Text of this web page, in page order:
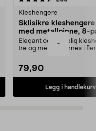
-
Kleshengere
Sklisikre
med metallpinne, 8-
Elegant og skikkelig
tre og metall – finnes i
79,90
Legg i handlekurv